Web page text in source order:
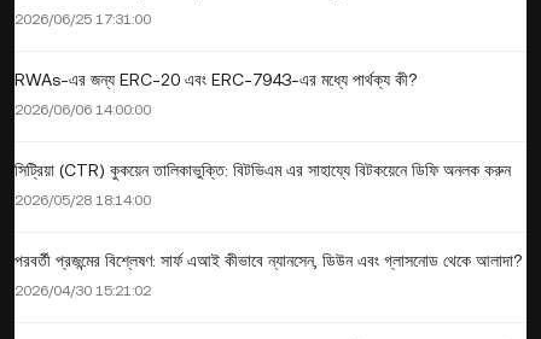
2026/06/25 17:31:00
RWAs-এর জন্য ERC-20 এবং ERC-7943-এর মধ্যে পার্থক্য কী?
2026/06/06 14:00:00
সিট্রিয়া (CTR) কুকয়েন তালিকাভুক্তি: বিটভিএম এর সাহায্যে বিটকয়েনে ডিফি অনলক করুন
2026/05/28 18:14:00
পরবর্তী প্রজন্মের বিশ্লেষণ: সার্ফ এআই কীভাবে ন্যানসেন, ডিউন এবং গ্লাসনোড থেকে আলাদা?
2026/04/30 15:21:02